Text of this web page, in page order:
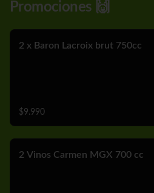
Promociones 🙌
2 x Baron Lacroix brut 750cc
$9.990
2 Vinos Carmen MGX 700 cc